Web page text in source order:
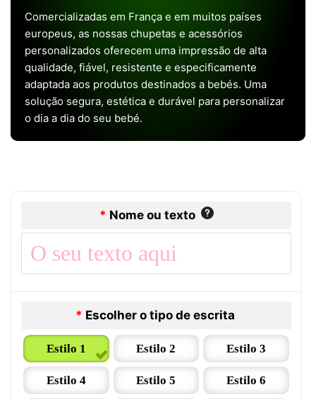
Comercializadas em França e em muitos países
europeus, as nossas chupetas e acessórios
personalizados oferecem uma impressão de alta
qualidade, fiável, resistente e especificamente
adaptada aos produtos destinados a bebés. Uma
solução segura, estética e durável para personalizar
o dia a dia do seu bebé.
* Nome ou texto
* Escolher o tipo de escrita
Estilo 1 Estilo 2 Estilo 3
Estilo 4 Estilo 5 Estilo 6